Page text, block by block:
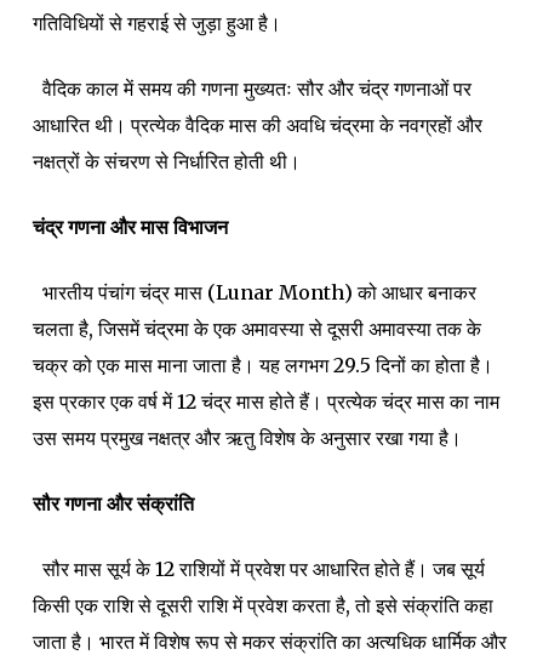
गतिविधियों से गहराई से जुड़ा हुआ है।
वैदिक काल में समय की गणना मुख्यतः सौर और चंद्र गणनाओं पर
आधारित थी। प्रत्येक वैदिक मास की अवधि चंद्रमा के नवग्रहों और
नक्षत्रों के संचरण से निर्धारित होती थी।
चंद्र गणना और मास विभाजन
भारतीय पंचांग चंद्र मास (Lunar Month) को आधार बनाकर
चलता है, जिसमें चंद्रमा के एक अमावस्या से दूसरी अमावस्या तक के
चक्र को एक मास माना जाता है। यह लगभग 29.5 दिनों का होता है।
इस प्रकार एक वर्ष में 12 चंद्र मास होते हैं। प्रत्येक चंद्र मास का नाम
उस समय प्रमुख नक्षत्र और ऋतु विशेष के अनुसार रखा गया है।
सौर गणना और संक्रांति
सौर मास सूर्य के 12 राशियों में प्रवेश पर आधारित होते हैं। जब सूर्य
किसी एक राशि से दूसरी राशि में प्रवेश करता है, तो इसे संक्रांति कहा
जाता है। भारत में विशेष रूप से मकर संक्रांति का अत्यधिक धार्मिक और